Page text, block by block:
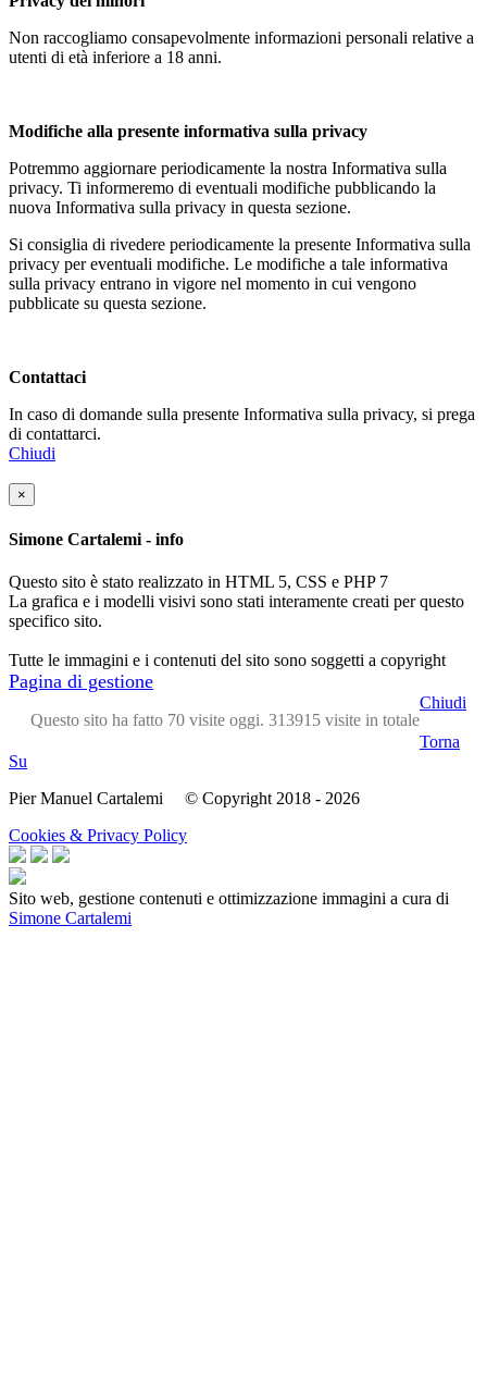
Non raccogliamo consapevolmente informazioni personali relative a
utenti di età inferiore a 18 anni.
Modifiche alla presente informativa sulla privacy
Potremmo aggiornare periodicamente la nostra Informativa sulla
privacy. Ti informeremo di eventuali modifiche pubblicando la
nuova Informativa sulla privacy in questa sezione.
Si consiglia di rivedere periodicamente la presente Informativa sulla
privacy per eventuali modifiche. Le modifiche a tale informativa
sulla privacy entrano in vigore nel momento in cui vengono
pubblicate su questa sezione.
Contattaci
In caso di domande sulla presente Informativa sulla privacy, si prega
di contattarci.
Chiudi
×
Simone Cartalemi - info
Questo sito è stato realizzato in HTML 5, CSS e PHP 7
La grafica e i modelli visivi sono stati interamente creati per questo
specifico sito.
Tutte le immagini e i contenuti del sito sono soggetti a copyright
Pagina di gestione
Questo sito ha fatto 70 visite oggi. 313915 visite in totale
Chiudi
Torna
Su
Pier Manuel Cartalemi © Copyright 2018 - 2026
Cookies & Privacy Policy
Sito web, gestione contenuti e ottimizzazione immagini a cura di
Simone Cartalemi